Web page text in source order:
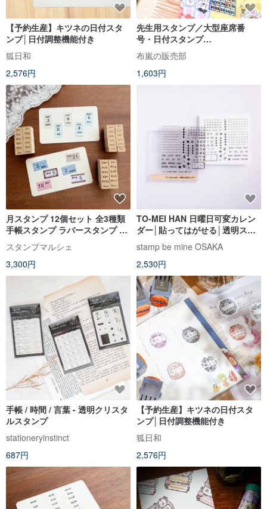
【予約生産】キツネの日付スタ
ンプ│日付調整機能付き
狐日和
2,576円
先生用スタンプ／大型座席番
号・日付スタンプ
（2.5CM×5CM）全3種
布嵐の販売部
1,603円
月スタンプ 12個セット 全3種類
手帳スタンプ ラバースタンプ ス
ケジュール帳 日記 日本製 b-504-
506
スタンプマルシェ
3,300円
TO-MEI HAN 日曜日可変カレン
ダー│貼ってはがせる│透明スタ
ンプ
stamp be mine OSAKA
2,530円
手帳 / 時間 / 言葉 - 透明クリスタ
ルスタンプ
stationeryinstinct
687円
【予約生産】キツネの日付スタ
ンプ│日付調整機能付き
狐日和
2,576円